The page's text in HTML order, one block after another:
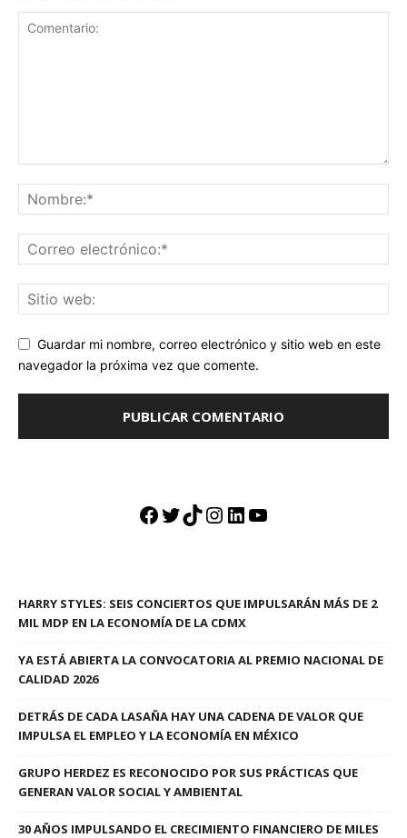
Guardar mi nombre, correo electrónico y sitio web en este
navegador la próxima vez que comente.
Facebook
Twitter
TikTok
Instagram
LinkedIn
YouTube
HARRY STYLES: SEIS CONCIERTOS QUE IMPULSARÁN MÁS DE 2
MIL MDP EN LA ECONOMÍA DE LA CDMX
YA ESTÁ ABIERTA LA CONVOCATORIA AL PREMIO NACIONAL DE
CALIDAD 2026
DETRÁS DE CADA LASAÑA HAY UNA CADENA DE VALOR QUE
IMPULSA EL EMPLEO Y LA ECONOMÍA EN MÉXICO
GRUPO HERDEZ ES RECONOCIDO POR SUS PRÁCTICAS QUE
GENERAN VALOR SOCIAL Y AMBIENTAL
30 AÑOS IMPULSANDO EL CRECIMIENTO FINANCIERO DE MILES